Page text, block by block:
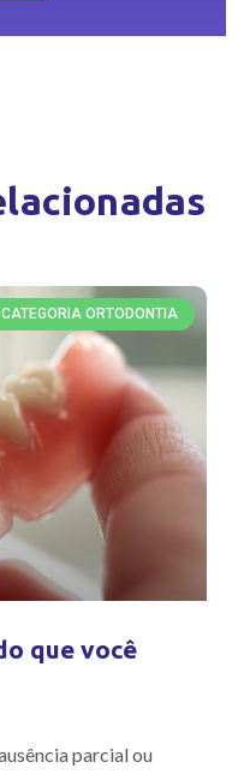
CATEGORIA ORTODONTIA
que você
parcial ou